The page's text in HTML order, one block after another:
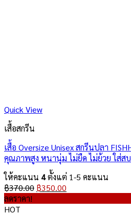
Quick View
เสื้อสกรีน
เสื้อ Oversize Unisex สกรีนปลา
คุณภาพสูง หนานุ่ม ไม่ยืด ไม่ย้วย ใส่ส
ให้คะแนน 4ตั้งแต่ 1-5 คะแนน
฿370.00 Original
฿350.00
ลดราคา!
HOT